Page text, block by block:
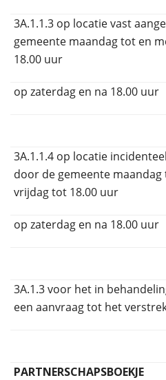
3A.1.1.3 op locatie vast
gemeente maandag tot en
18.00 uur
op zaterdag en na 18.00 uur
3A.1.1.4 op locatie
door de gemeente
vrijdag tot 18.00 uur
op zaterdag en na 18.00 uur
3A.1.3 voor het in
een aanvraag tot het
PARTNERSCHAPSBOEKJE